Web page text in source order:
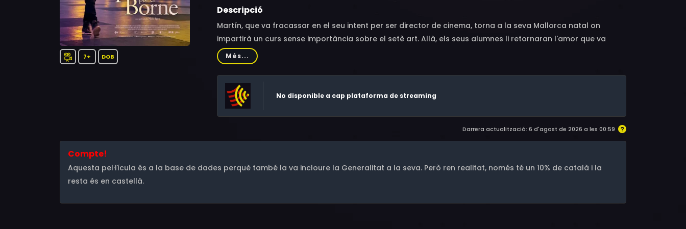
7+ DOB
Descripció
Martín, que va fracassar en el seu intent per ser director de cinema, torna a la seva Mallorca natal on
impartirà un curs sense importància sobre el setè art. Allà, els seus alumnes li retornaran l'amor que va
perdre fa temps pel cinema... i també per la vida.
Més...
No disponible a cap plataforma de streaming
Darrera actualització: 6 d'agost de 2026 a les 00:59
Compte!
Aquesta pel·lícula és a la base de dades perquè també la va incloure la Generalitat a la seva. Però ren realitat, només té un 10% de català i la
resta és en castellà.